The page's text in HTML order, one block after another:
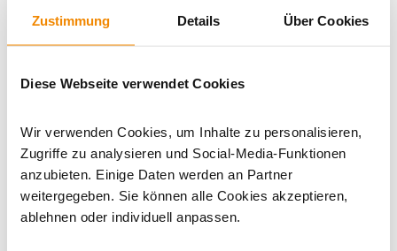
Zustimmung Details Über Cookies
Diese Webseite verwendet Cookies
Wir verwenden Cookies, um Inhalte zu personalisieren,
Zugriffe zu analysieren und Social-Media-Funktionen
anzubieten. Einige Daten werden an Partner
weitergegeben. Sie können alle Cookies akzeptieren,
ablehnen oder individuell anpassen.
Lieferzeit: 1 bis 3 Werktage
Performer Premium GBS und